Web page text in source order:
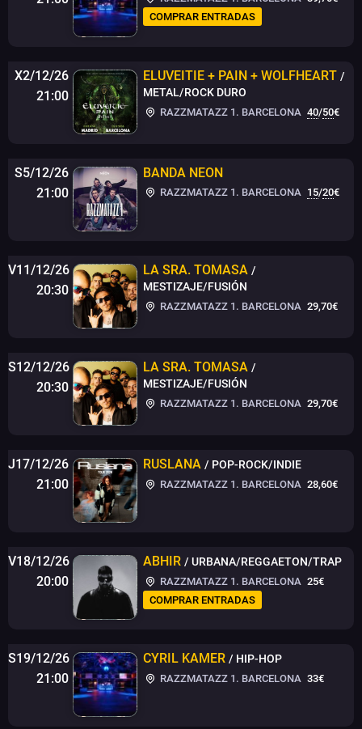
COMPRAR ENTRADAS
X2/12/26
21:00
ELUVEITIE + PAIN + WOLFHEART /
METAL/ROCK DURO
RAZZMATAZZ 1. BARCELONA 40/50€
S5/12/26
21:00
BANDA NEON
RAZZMATAZZ 1. BARCELONA 15/20€
V11/12/26
20:30
LA SRA. TOMASA /
MESTIZAJE/FUSIÓN
RAZZMATAZZ 1. BARCELONA 29,70€
S12/12/26
20:30
LA SRA. TOMASA /
MESTIZAJE/FUSIÓN
RAZZMATAZZ 1. BARCELONA 29,70€
J17/12/26
21:00
RUSLANA / POP-ROCK/INDIE
RAZZMATAZZ 1. BARCELONA 28,60€
V18/12/26
20:00
ABHIR / URBANA/REGGAETON/TRAP
RAZZMATAZZ 1. BARCELONA 25€
COMPRAR ENTRADAS
S19/12/26
21:00
CYRIL KAMER / HIP-HOP
RAZZMATAZZ 1. BARCELONA 33€